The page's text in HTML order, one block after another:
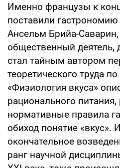
Именно французы к
поставили
Ансельм Брийа-
общественный деятель,
стал тайным автором
теоретического труда
«Физиология вкуса»
рационального питания,
нормативные правила
обиход понятие «вкус».
окончательное
ранг научной